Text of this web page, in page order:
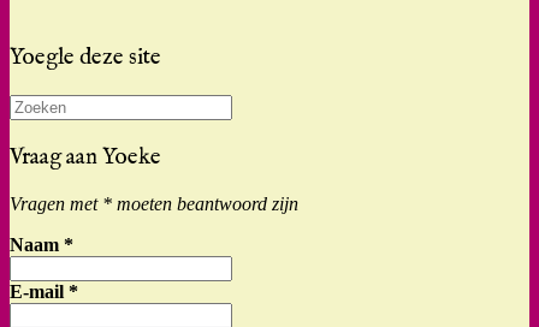
Yoegle deze site
Zoeken
naar:
Vraag aan Yoeke
Vragen met * moeten beantwoord zijn
Naam *
E-mail *